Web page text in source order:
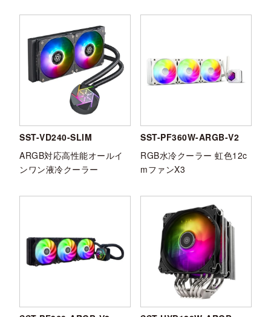
SST-VD240-SLIM
ARGB対応高性能オールイ
ンワン液冷クーラー
SST-PF360W-ARGB-V2
RGB水冷クーラー 虹色12c
mファンX3